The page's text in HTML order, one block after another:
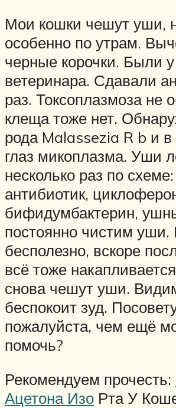
Мои кошки чешут уши,
особенно по утрам.
черные корочки. Были у
ветеринара. Сдавали
раз. Токсоплазмоза не
клеща тоже нет.
рода Malassezia R b и
глаз микоплазма. Уши
несколько раз по схеме:
антибиотик,
бифидумбактерин,
постоянно чистим уши.
бесполезно, вскоре
всё тоже
снова чешут уши.
беспокоит зуд.
пожалуйста, чем ещё
помочь?
Рекомендуем прочесть:
Ацетона Изо Рта У